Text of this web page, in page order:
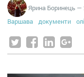
Ярина Боринець —
Варшава
документи